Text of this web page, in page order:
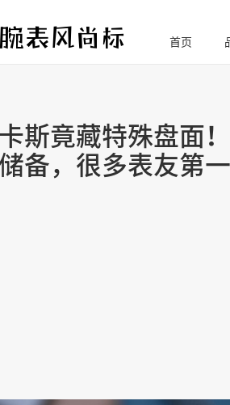
首页
斯竟藏特殊盘面
备，很多表友第